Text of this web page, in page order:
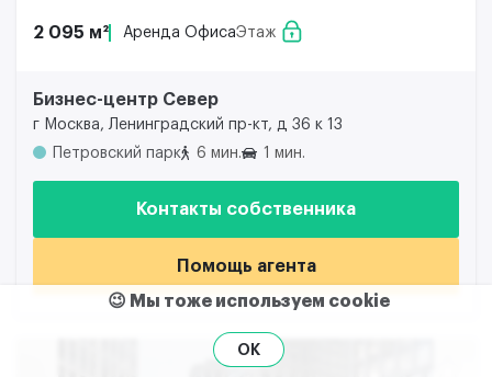
2 095 м² Аренда ОфисаЭтаж
Бизнес-центр Север
г Москва, Ленинградский пр-кт, д 36 к 13
Петровский парк
6 мин. 1 мин.
Контакты собственника
Помощь агента
😉 Мы тоже используем cookie
OK